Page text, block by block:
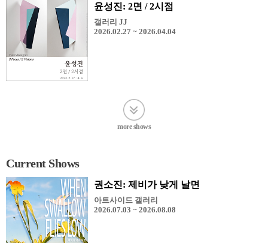
윤성진: 2면 / 2시점
갤러리 JJ
2026.02.27 ~ 2026.04.04
more shows
Current Shows
권소진: 제비가 낮게 날면
아트사이드 갤러리
2026.07.03 ~ 2026.08.08